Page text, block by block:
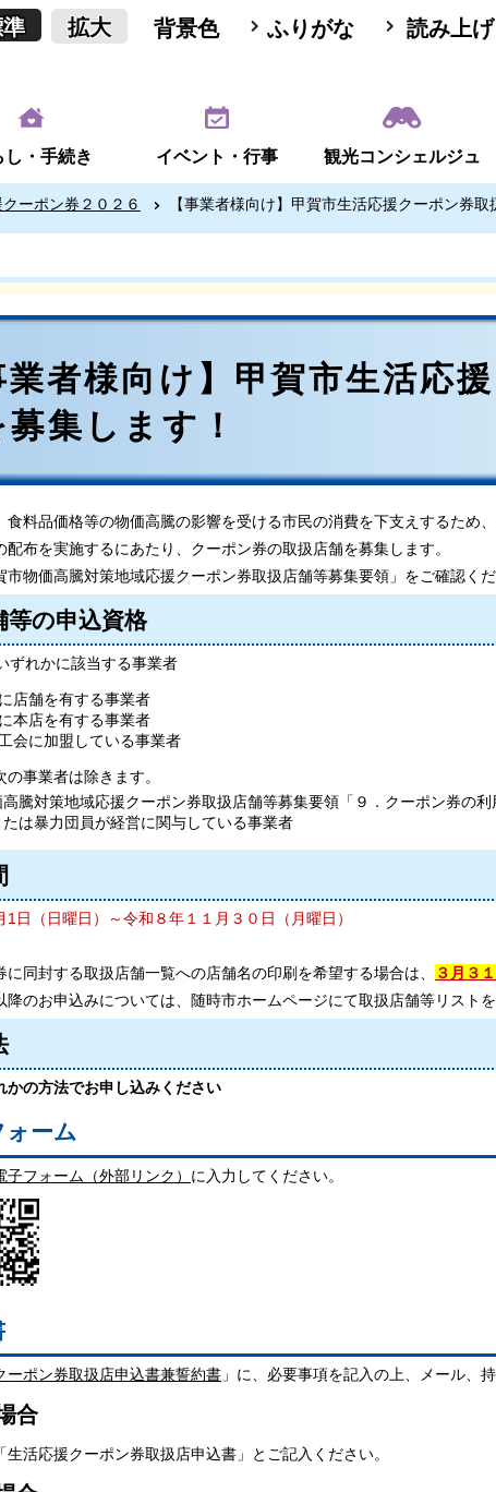
拡大 背景色 ふりがな 読み上げ
し・手続き イベント・行事 観光コンシェルジュ
ーポン券２０２６ 【事業者様向け】甲賀市生活応援クーポン券取
業者様向け】甲賀市生活応
集します！
食料品価格等の物価高騰の影響を受ける市民の消費を下支えするため
配布を実施するにあたり、クーポン券の取扱店舗を募集します。
市物価高騰対策地域応援クーポン券取扱店舗等募集要領」をご確認くだ
等の申込資格
ずれかに該当する事業者
店舗を有する事業者
本店を有する事業者
会に加盟している事業者
事業者は除きます。
騰対策地域応援クーポン券取扱店舗等募集要領「９．クーポン券の
は暴力団員が経営に関与している事業者
1日（日曜日）～令和８年１１月３０日（月曜日）
同封する取扱店舗一覧への店舗名の印刷を希望する場合は、 ３月３
のお申込みについては、随時市ホームページにて取扱店舗等リストを
の方法でお申し込みください
ォーム
子フォーム（外部リンク） に入力してください。
ーポン券取扱店申込書兼誓約書 」に、必要事項を記入の上、メール、
合
生活応援クーポン券取扱店申込書」とご記入ください。